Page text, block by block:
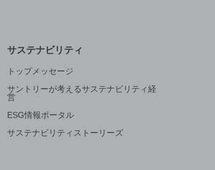
サステナビリティ
トップメッセージ
サントリーが考えるサステナビリティ経
営
ESG情報ポータル
サステナビリティストーリーズ